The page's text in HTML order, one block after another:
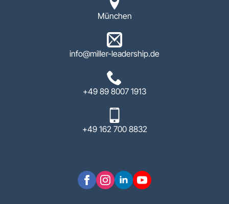
München
info@miller-leadership.de
+49 89 8007 1913
+49 162 700 8832